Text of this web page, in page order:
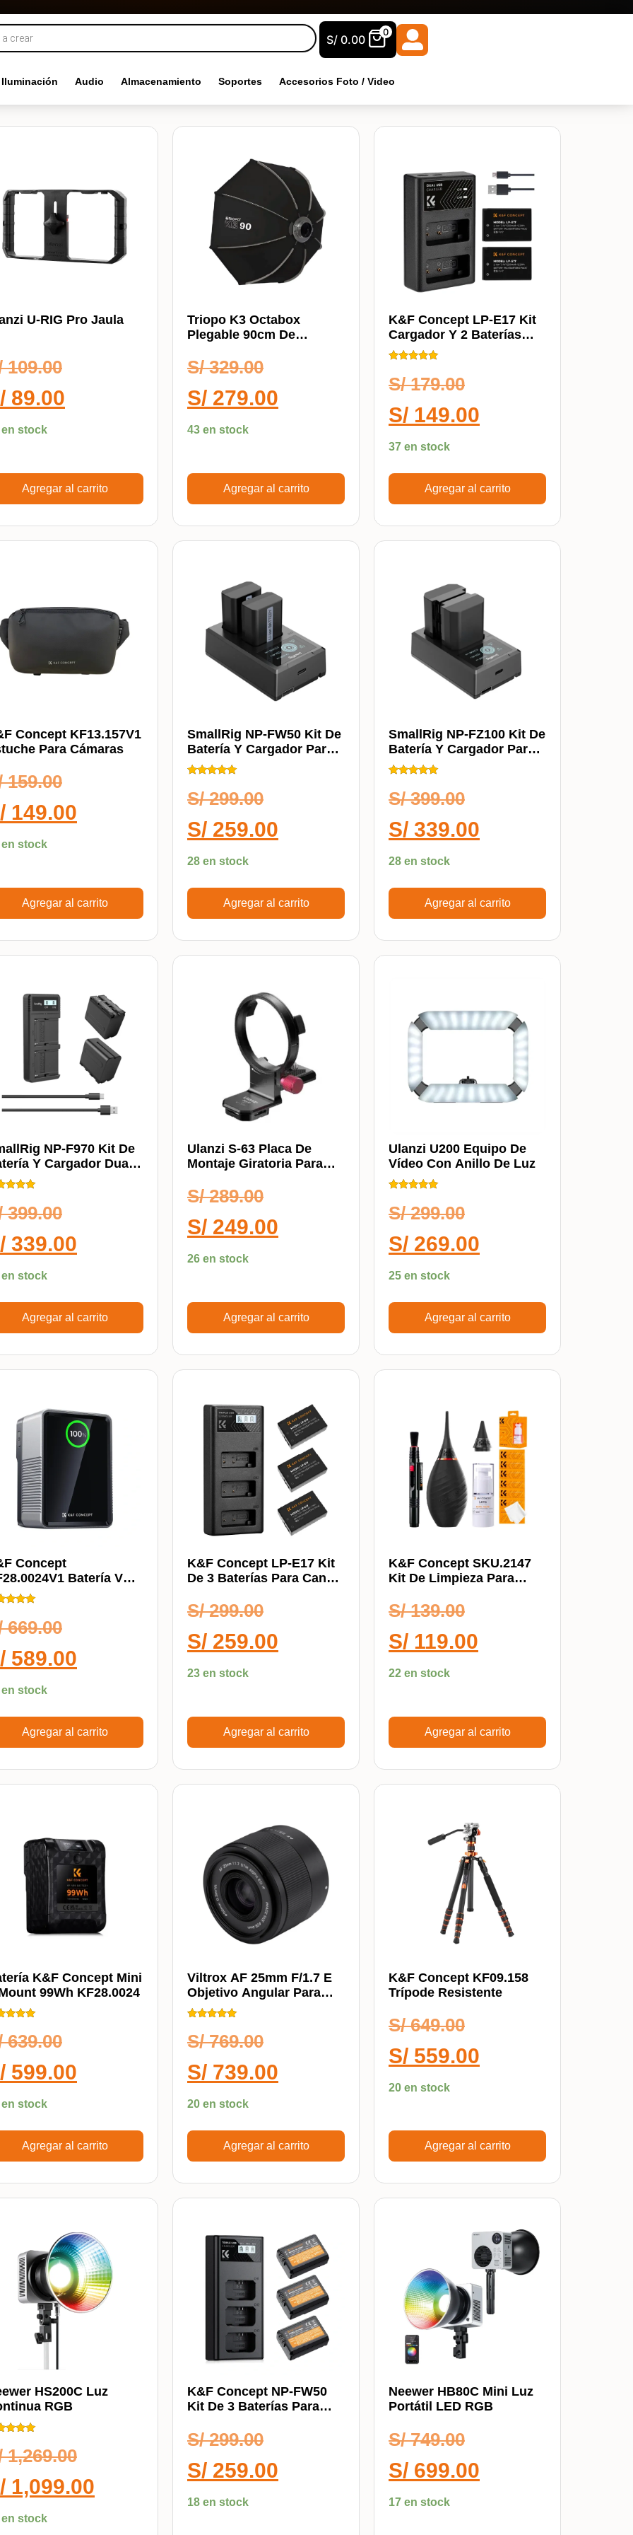
S/ 0.00
0
Iluminación Audio Almacenamiento Soportes Accesorios Foto / Video
U-RIG Pro Jaula
109.00
89.00
en stock
Agregar al carrito
Triopo K3 Octabox
Plegable 90cm De
Para Luces Y Flashes
S/329.00
S/ 279.00
43 en stock
Agregar al carrito
K&F Concept LP-E17 Kit
Cargador Y 2 Baterías
KF28.0014
5.00
de 5
S/179.00
S/ 149.00
37 en stock
Agregar al carrito
Concept KF13.157V1
Para Cámaras
159.00
149.00
en stock
Agregar al carrito
SmallRig NP-FW50 Kit De
Batería Y Cargador Para
Cámaras Sony 3818
5.00
de 5
S/299.00
S/ 259.00
28 en stock
Agregar al carrito
SmallRig NP-FZ100 Kit De
Batería Y Cargador Para
Cámaras Sony 3824B
5.00
de 5
S/399.00
S/ 339.00
28 en stock
Agregar al carrito
NP-F970 Kit De
Y Cargador Dual
Equipos
3823
399.00
339.00
en stock
Agregar al carrito
Ulanzi S-63 Placa De
Montaje Giratoria Para
S/289.00
S/ 249.00
26 en stock
Agregar al carrito
Ulanzi U200 Equipo De
Vídeo Con Anillo De Luz
5.00
de 5
S/299.00
S/ 269.00
25 en stock
Agregar al carrito
Concept
Batería V
669.00
589.00
en stock
Agregar al carrito
K&F Concept LP-E17 Kit
De 3 Baterías Para Canon
S/299.00
S/ 259.00
23 en stock
Agregar al carrito
K&F Concept SKU.2147
Kit De Limpieza Para
S/139.00
S/ 119.00
22 en stock
Agregar al carrito
K&F Concept Mini
99Wh KF28.0024
639.00
599.00
en stock
Agregar al carrito
Viltrox AF 25mm F/1.7 E
Objetivo Angular Para
Sony APS-C
5.00
de 5
S/769.00
S/ 739.00
20 en stock
Agregar al carrito
K&F Concept KF09.158
Trípode Resistente
S/649.00
S/ 559.00
20 en stock
Agregar al carrito
HS200C Luz
RGB
1,269.00
1,099.00
en stock
K&F Concept NP-FW50
Kit De 3 Baterías Para
S/299.00
S/ 259.00
18 en stock
Neewer HB80C Mini Luz
Portátil LED RGB
S/749.00
S/ 699.00
17 en stock